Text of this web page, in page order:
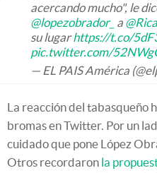
acercando mucho", le
@lopezobrador_ a
su lugarhttps://t.co/
pic.twitter.com/
— EL PAIS América
La reacción del tabasqueño
bromas en Twitter. Por un
cuidado que pone López
Otros recordaron la